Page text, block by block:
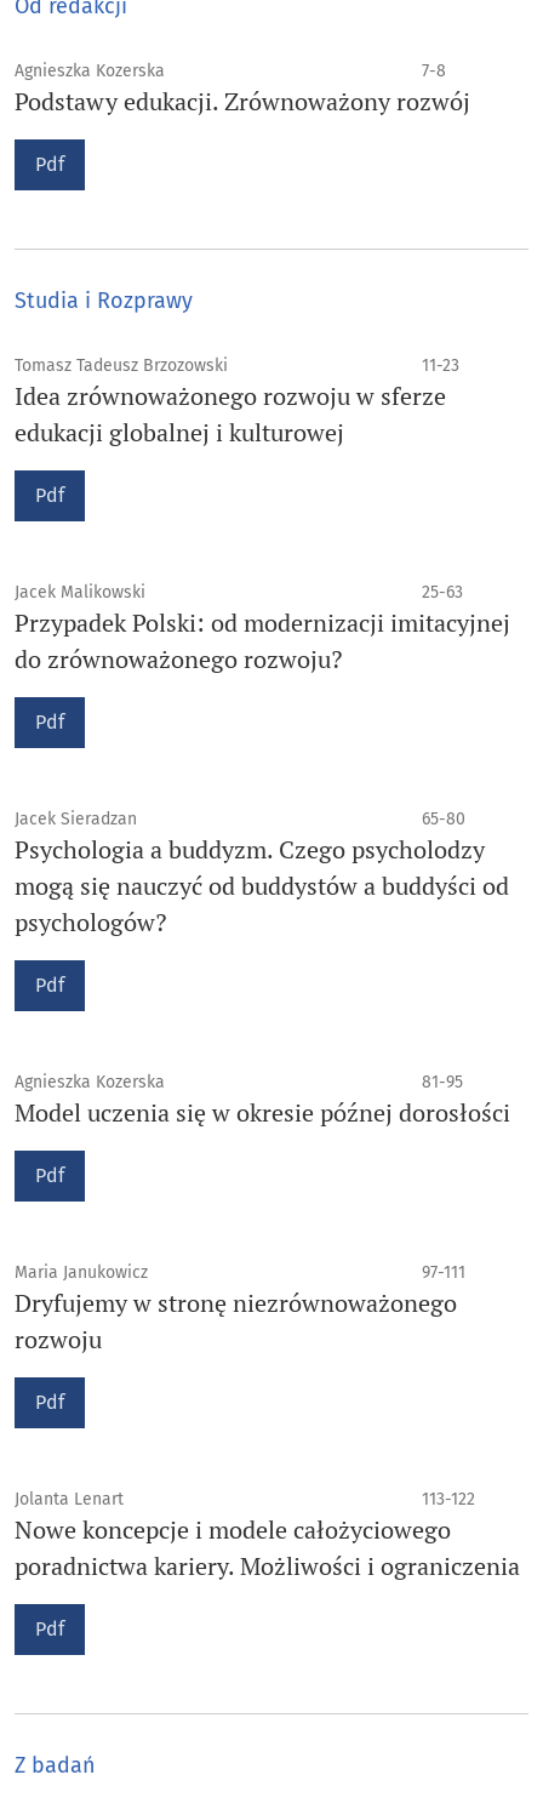
Od redakcji
Agnieszka Kozerska 7-8
Podstawy edukacji. Zrównoważony rozwój
Pdf
Studia i Rozprawy
Tomasz Tadeusz Brzozowski 11-23
Idea zrównoważonego rozwoju w sferze
edukacji globalnej i kulturowej
Pdf
Jacek Malikowski 25-63
Przypadek Polski: od modernizacji imitacyjnej
do zrównoważonego rozwoju?
Pdf
Jacek Sieradzan 65-80
Psychologia a buddyzm. Czego psycholodzy
mogą się nauczyć od buddystów a buddyści od
psychologów?
Pdf
Agnieszka Kozerska 81-95
Model uczenia się w okresie późnej dorosłości
Pdf
Maria Janukowicz 97-111
Dryfujemy w stronę niezrównoważonego
rozwoju
Pdf
Jolanta Lenart 113-122
Nowe koncepcje i modele całożyciowego
poradnictwa kariery. Możliwości i ograniczenia
Pdf
Z badań